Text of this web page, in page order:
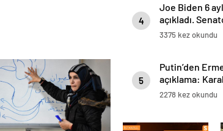
4
Joe Biden 6
açıkladı.
3375 kez okundu
5
Putin’den
açıklama:
Azerbaycan’ın
2278 kez okundu